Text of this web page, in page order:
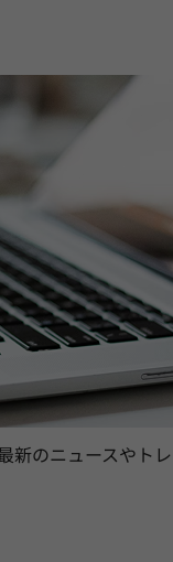
新のニュースやト